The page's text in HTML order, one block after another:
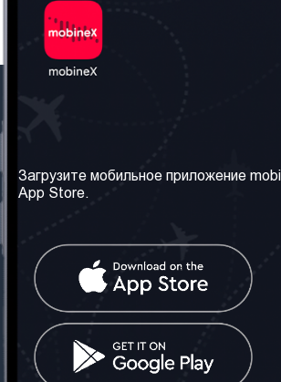
Наши сервисы
Часто
вопросы
Контакт
Грузия: Тбилиси
Телефон: +442030340050
Загрузите мобильное приложение
App Store.